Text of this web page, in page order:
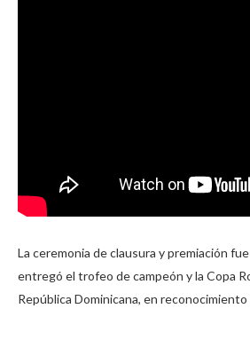
La ceremonia de clausura y premiación
entregó el trofeo de campeón y la Copa
República Dominicana, en